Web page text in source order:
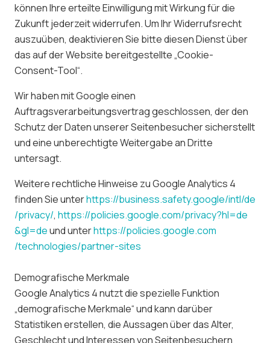
können Ihre erteilte Einwilligung mit Wirkung für die
Zukunft jederzeit widerrufen. Um Ihr Widerrufsrecht
auszuüben, deaktivieren Sie bitte diesen Dienst über
das auf der Website bereitgestellte „Cookie-
Consent-Tool“.
Wir haben mit Google einen
Auftragsverarbeitungsvertrag geschlossen, der den
Schutz der Daten unserer Seitenbesucher sicherstellt
und eine unberechtigte Weitergabe an Dritte
untersagt.
Weitere rechtliche Hinweise zu Google Analytics 4
finden Sie unterhttps://business.safety.google/intl/de
/privacy/, https://policies.google.com/privacy?hl=de
&gl=deund unterhttps://policies.google.com
/technologies/partner-sites
Demografische Merkmale
Google Analytics 4 nutzt die spezielle Funktion
„demografische Merkmale“ und kann darüber
Statistiken erstellen, die Aussagen über das Alter,
Geschlecht und Interessen von Seitenbesuchern